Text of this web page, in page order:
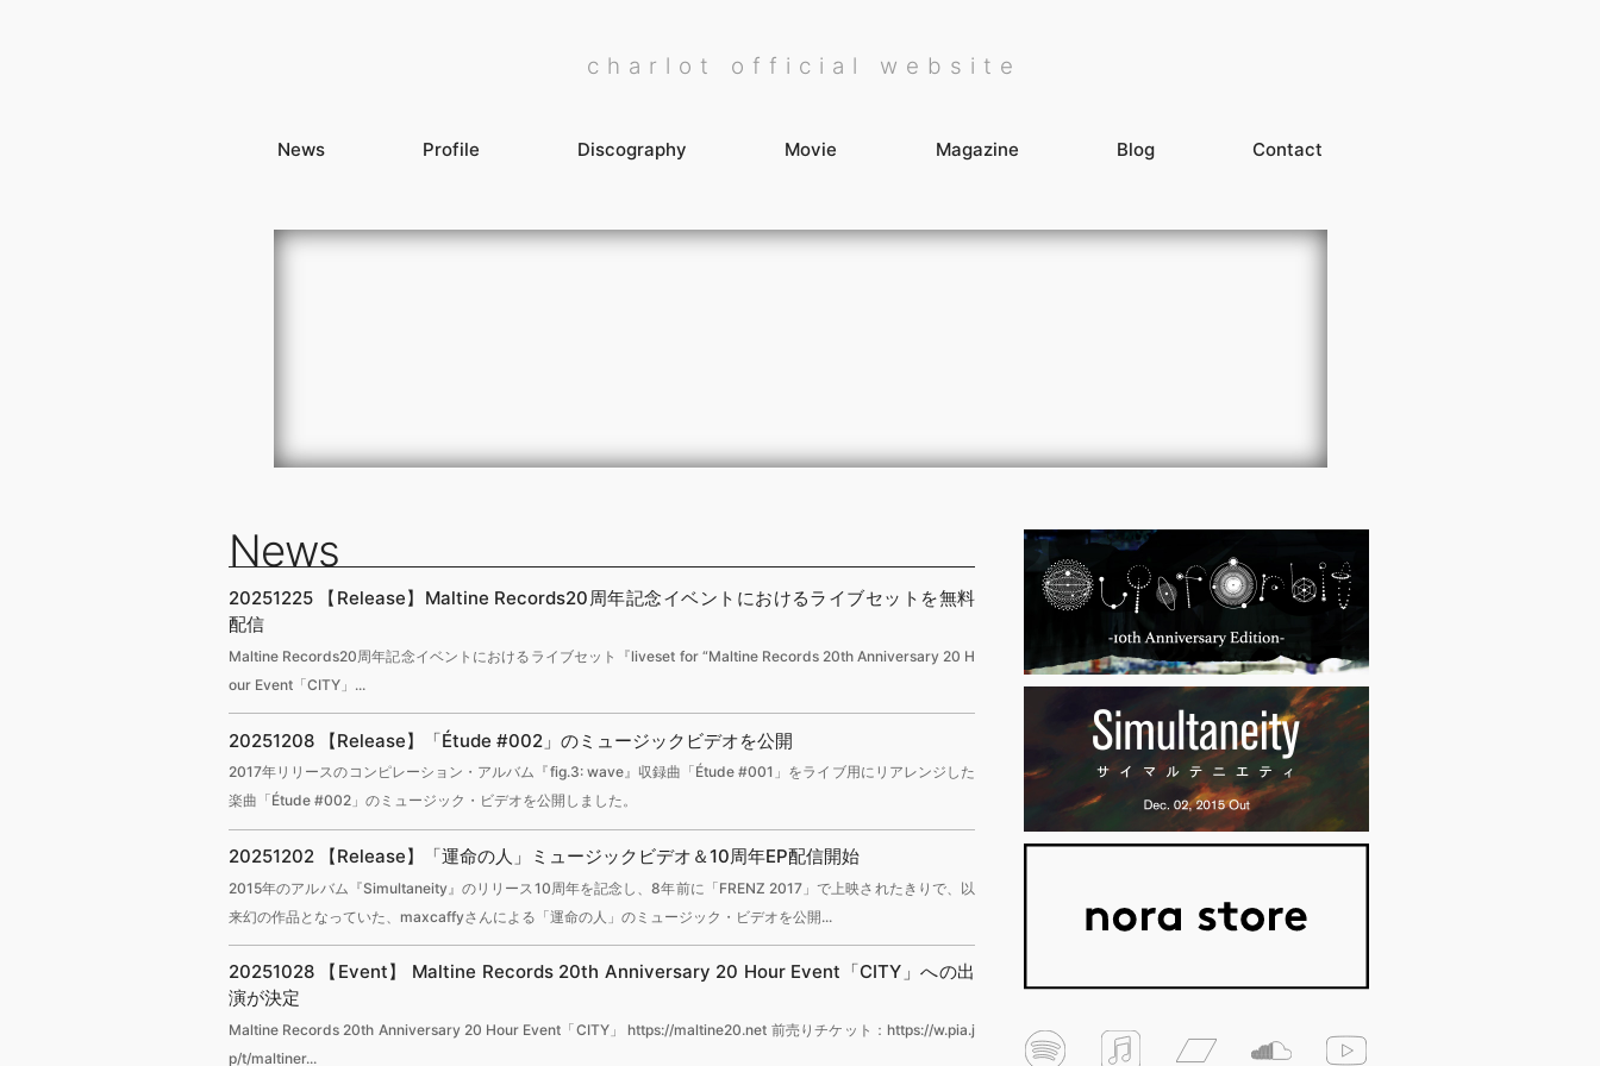
charlot official website
News Profile Discography Movie Magazine Blog Contact
News
20251225 【Release】Maltine Records20周年記念イベントにおけるライブセットを無料
配信
Maltine Records20周年記念イベントにおけるライブセット『liveset for “Maltine Records 20th Anniversary 20 H
our Event「CITY」...
20251208 【Release】「Étude #002」のミュージックビデオを公開
2017年リリースのコンピレーション・アルバム『fig.3: wave』収録曲「Étude #001」をライブ用にリアレンジした
楽曲「Étude #002」のミュージック・ビデオを公開しました。
20251202 【Release】「運命の人」ミュージックビデオ＆10周年EP配信開始
2015年のアルバム『Simultaneity』のリリース10周年を記念し、8年前に「FRENZ 2017」で上映されたきりで、以
来幻の作品となっていた、maxcaffyさんによる「運命の人」のミュージック・ビデオを公開...
20251028 【Event】 Maltine Records 20th Anniversary 20 Hour Event「CITY」への出
演が決定
Maltine Records 20th Anniversary 20 Hour Event「CITY」 https://maltine20.net 前売りチケット：https://w.pia.j
p/t/maltiner...